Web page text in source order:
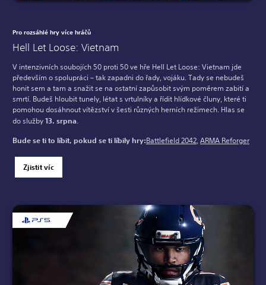
Pro rozsáhlé hry více hráčů
Hell Let Loose: Vietnam
V intenzivních soubojích 50 proti 50 ve hře Hell Let Loose: Vietnam jde
především o spolupráci – tak zapadni do řady, vojáku. Tady se nebudeš
honit sem a tam a snažit se na ostatní zapůsobit svým poměrem zabití a
smrtí. Budeš hloubit tunely, létat s vrtulníky a řídit hlídkové čluny, které ti
pomohou dosáhnout vítězství v šesti různých herních režimech. Hlas se
do služby13. srpna.
Bude se ti to líbit, pokud se ti líbily hry:Battlefield 2042,ARMA Reforger
Zjistit víc